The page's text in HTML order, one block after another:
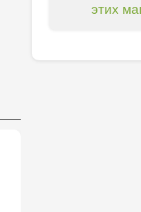
этих
Socoleni, 7